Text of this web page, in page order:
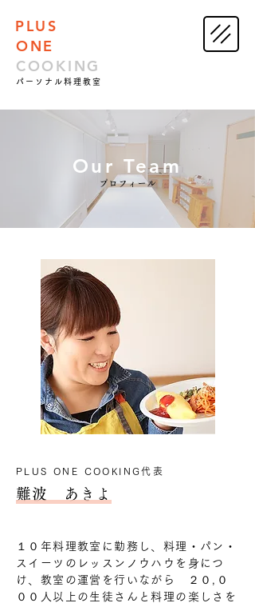
PLUS
ONE
COOKING
パーソナル料理教室
Our Team
プロフィール
PLUS ONE COOKING代表
難波 あきよ
１０年料理教室に勤務し、料理・パン・
スイーツのレッスンノウハウを身につ
け、教室の運営を行いながら ２０,０
００人以上の生徒さんと料理の楽しさを